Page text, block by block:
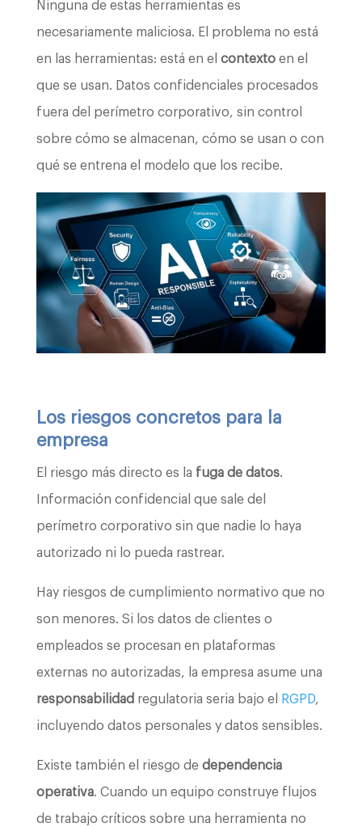
Ninguna de estas herramientas es
necesariamente maliciosa. El problema no está
en las herramientas: está en el contextoen el
que se usan. Datos confidenciales procesados
fuera del perímetro corporativo, sin control
sobre cómo se almacenan, cómo se usan o con
qué se entrena el modelo que los recibe.
Los riesgos concretos para la
empresa
El riesgo más directo es la fuga de datos.
Información confidencial que sale del
perímetro corporativo sin que nadie lo haya
autorizado ni lo pueda rastrear.
Hay riesgos de cumplimiento normativo que no
son menores. Si los datos de clientes o
empleados se procesan en plataformas
externas no autorizadas, la empresa asume una
responsabilidad regulatoria seria bajo el RGPD,
incluyendo datos personales y datos sensibles.
Existe también el riesgo de dependencia
operativa. Cuando un equipo construye flujos
de trabajo críticos sobre una herramienta no